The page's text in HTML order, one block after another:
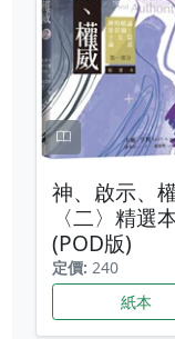
神、啟示、
〈二〉精選
(POD版)
定價: 240
紙本